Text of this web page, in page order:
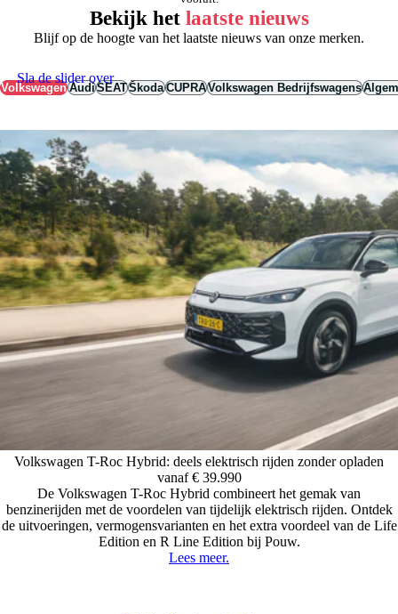
Bekijk het laatste nieuws
Blijf op de hoogte van het laatste nieuws van onze merken.
VolkswagenAudiSEATŠkodaCUPRAVolkswagen Bedrijfswagens
Sla de slider over
Volkswagen T-Roc Hybrid: deels elektrisch rijden zonder opladen
vanaf € 39.990
De Volkswagen T-Roc Hybrid combineert het gemak van
benzinerijden met de voordelen van tijdelijk elektrisch rijden. Ontdek
de uitvoeringen, vermogensvarianten en het extra voordeel van de Life
Edition en R Line Edition bij Pouw.
Lees meer.